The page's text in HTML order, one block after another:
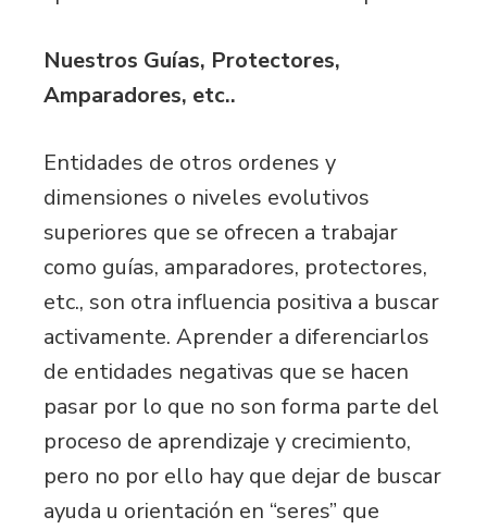
Nuestros Guías, Protectores,
Amparadores, etc..
Entidades de otros ordenes y
dimensiones o niveles evolutivos
superiores que se ofrecen a trabajar
como guías, amparadores, protectores,
etc., son otra influencia positiva a buscar
activamente. Aprender a diferenciarlos
de entidades negativas que se hacen
pasar por lo que no son forma parte del
proceso de aprendizaje y crecimiento,
pero no por ello hay que dejar de buscar
ayuda u orientación en “seres” que